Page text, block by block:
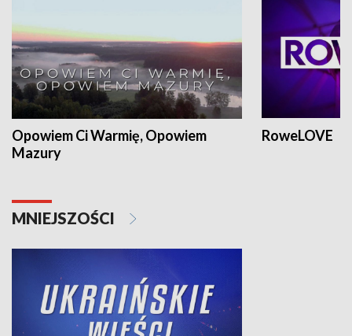
Opowiem Ci Warmię, Opowiem
Mazury
RoweLOVE
MNIEJSZOŚCI